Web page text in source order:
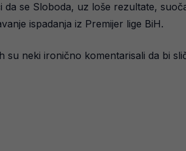
da se Sloboda, uz loše rezultate,
ispadanja iz Premijer lige BiH.
su neki ironično komentarisali da bi